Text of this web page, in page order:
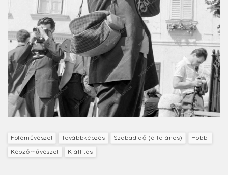
Fotóművészet Továbbképzés Szabadidő (általános)
Hobbi
Képzőművészet
Kiállítás